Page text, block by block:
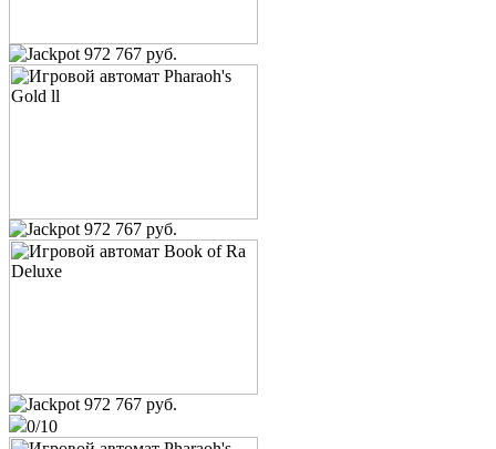
972 767 руб.
972 767 руб.
972 767 руб.
0/10